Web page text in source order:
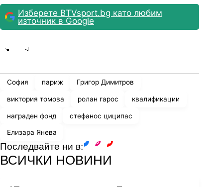
Изберете BTVsport.bg като любим
източник в Google
София париж Григор Димитров
виктория томова ролан гарос квалификации
награден фонд стефанос циципас
Елизара Янева
Последвайте ни в:
ВСИЧКИ НОВИНИ